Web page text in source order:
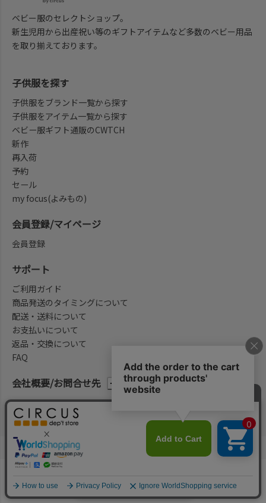
ベビー服のセレクトショップ。
新生児用から出産祝い等のギフトアイテムなど多数のベビー用品
を取り揃えております。
会社概要/お問合せ先
子供服を探す
子供服をブランド一覧から探す
子供服をアイテム一覧から探す
ベビー服ギフト通販のCWTCH
新作
再入荷
予約
セール
my focus(よみもの)
会員登録/マイページ
会員登録
サポート
ご利用ガイド
商品発送のタイミングについて
配送・送料について
お支払いについて
返品・交換について
FAQ
法律に基づく表示 プライバシーポリシー
©2004-2026 子供服・キッズ服の通販Circus All Rights reserved.
何かお探しですか？